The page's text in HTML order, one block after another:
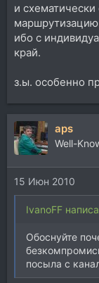
и
маршрутизацию
ибо с
край.
з.ы. особенно
aps
Well-
15 Июн 2010
IvanoFF
Обоснуйте
посыла с